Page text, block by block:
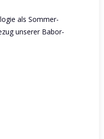
als Sommer-
unserer Babor-